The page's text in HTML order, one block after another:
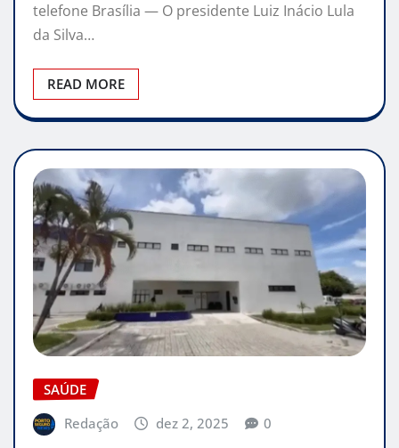
telefone Brasília — O presidente Luiz Inácio Lula
da Silva…
READ MORE
SAÚDE
Redação
dez 2, 2025 0